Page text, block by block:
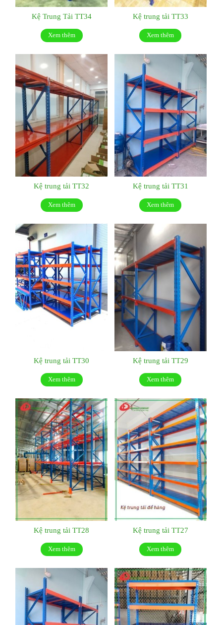
Kệ Trung Tải TT34
Xem thêm
Kệ trung tải TT33
Xem thêm
Kệ trung tải TT32
Xem thêm
Kệ trung tải TT31
Xem thêm
Kệ trung tải TT30
Xem thêm
Kệ trung tải TT29
Xem thêm
Kệ trung tải TT28
Xem thêm
Kệ trung tải TT27
Xem thêm